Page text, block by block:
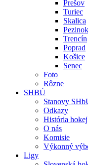
Prešov
Turiec
Skalica
Pezinok
Trencín
Poprad
Košice
Senec
Foto
Rôzne
SHBÚ
Stanovy
Odkazy
História
O nás
Komisie
Výkonný
Ligy